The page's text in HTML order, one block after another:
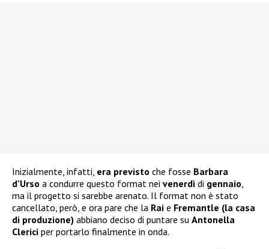
Inizialmente, infatti, era previsto che fosse Barbara
d’Urso a condurre questo format nei venerdì di gennaio,
ma il progetto si sarebbe arenato. Il format non è stato
cancellato, però, e ora pare che la Rai e Fremantle (la casa
di produzione) abbiano deciso di puntare su Antonella
Clerici per portarlo finalmente in onda.